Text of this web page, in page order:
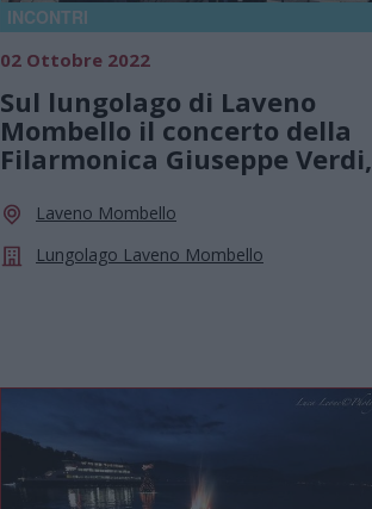
INCONTRI
02 Ottobre 2022
Sul lungolago di Laveno
Mombello il concerto della
Filarmonica Giuseppe Verdi,
Laveno Mombello
Lungolago Laveno Mombello